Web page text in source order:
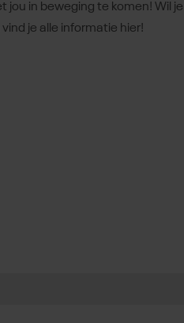
jou in beweging te komen! Wil
vind je alle informatie hier!